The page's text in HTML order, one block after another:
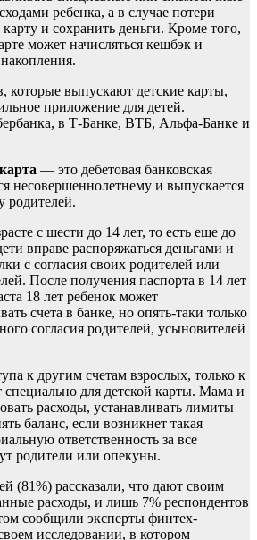
ребенка, а в случае потери
и сохранить деньги. Кроме того,
может начисляться кешбэк и
которые выпускают детские карты,
приложение для детей.
в Т-Банке, ВТБ, Альфа-Банке и
— это дебетовая банковская
несовершеннолетнему и выпускается
родителей.
с шести до 14 лет, то есть еще до
вправе распоряжаться деньгами и
с согласия своих родителей или
После получения паспорта в 14 лет
18 лет ребенок может
счета в банке, но опять-таки только
согласия родителей, усыновителей
к другим счетам взрослых, только к
специально для детской карты. Мама и
расходы, устанавливать лимиты
баланс, если возникнет такая
ответственность за все
родители или опекуны.
(81%) рассказали, что дают своим
расходы, и лишь 7% респондентов
сообщили эксперты финтех-
исследовании, в котором